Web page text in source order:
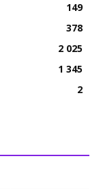
149
378
2 025
1 345
2